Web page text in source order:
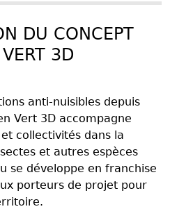
DU CONCEPT
3D
anti-nuisibles depuis
Vert 3D accompagne
collectivités dans la
et autres espèces
se développe en franchise
porteurs de projet pour